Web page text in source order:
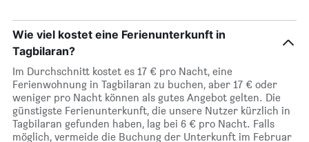
Wie viel kostet eine Ferienunterkunft in
Tagbilaran?
Im Durchschnitt kostet es 17 € pro Nacht, eine
Ferienwohnung in Tagbilaran zu buchen, aber 17 € oder
weniger pro Nacht können als gutes Angebot gelten. Die
günstigste Ferienunterkunft, die unsere Nutzer kürzlich in
Tagbilaran gefunden haben, lag bei 6 € pro Nacht. Falls
möglich, vermeide die Buchung der Unterkunft im Februar